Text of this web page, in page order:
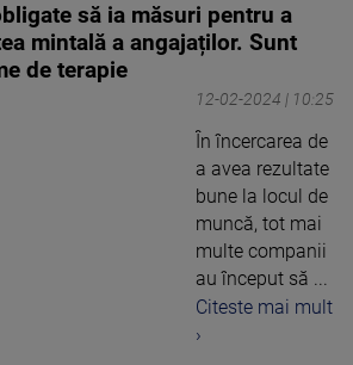
să ia măsuri pentru a
mintală a angajaților. Sunt
de terapie
12-02-2024 | 10:25
În încercarea de
a avea rezultate
bune la locul de
muncă, tot mai
multe companii
au început să ...
Citeste mai mult
›